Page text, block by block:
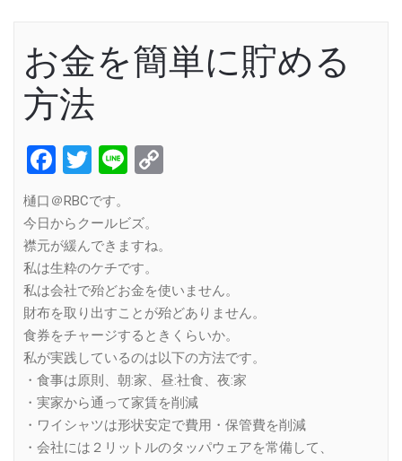
お金を簡単に貯める
方法
Facebook
Twitter
Line
樋口＠RBCです。
今日からクールビズ。
襟元が緩んできますね。
私は生粋のケチです。
私は会社で殆どお金を使いません。
財布を取り出すことが殆どありません。
食券をチャージするときくらいか。
私が実践しているのは以下の方法です。
・食事は原則、朝:家、昼:社食、夜:家
・実家から通って家賃を削減
・ワイシャツは形状安定で費用・保管費を削減
・会社には２リットルのタッパウェアを常備して、